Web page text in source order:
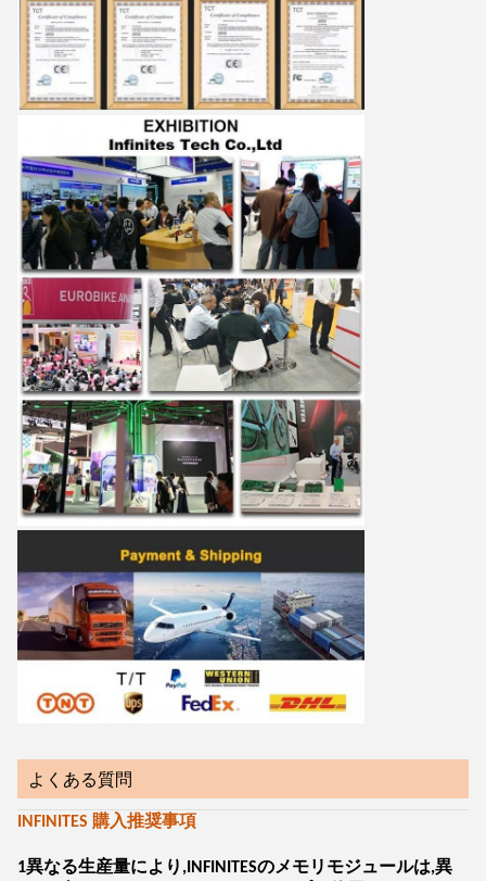
よくある質問
INFINITES 購入推奨事項
1異なる生産量により,INFINITESのメモリモジュールは,異